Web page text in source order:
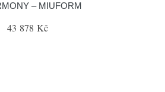
– MIUFORM
43 878 Kč